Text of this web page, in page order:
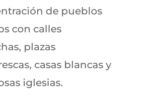
de pueblos
con calles
plazas
casas blancas y
iglesias.